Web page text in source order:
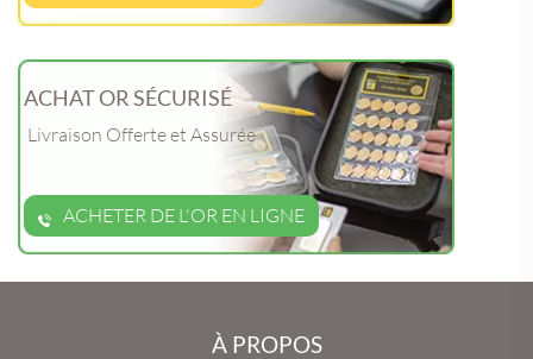
ACHAT OR SÉCURISÉ
Livraison Offerte et Assurée
ACHETER DE L'OR EN LIGNE
À PROPOS